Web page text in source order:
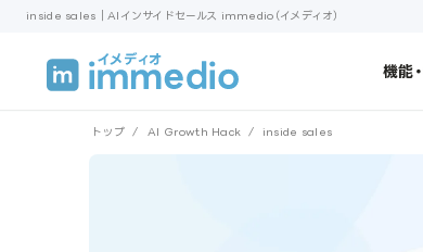
inside sales｜AIインサイドセールス immedio（イメディオ）
機能
トップ / AI Growth Hack / inside sales